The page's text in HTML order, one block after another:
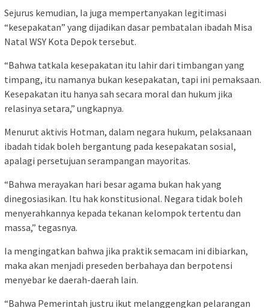
Sejurus kemudian, Ia juga mempertanyakan legitimasi
“kesepakatan” yang dijadikan dasar pembatalan ibadah Misa
Natal WSY Kota Depok tersebut.
“Bahwa tatkala kesepakatan itu lahir dari timbangan yang
timpang, itu namanya bukan kesepakatan, tapi ini pemaksaan.
Kesepakatan itu hanya sah secara moral dan hukum jika
relasinya setara,” ungkapnya.
Menurut aktivis Hotman, dalam negara hukum, pelaksanaan
ibadah tidak boleh bergantung pada kesepakatan sosial,
apalagi persetujuan serampangan mayoritas.
“Bahwa merayakan hari besar agama bukan hak yang
dinegosiasikan. Itu hak konstitusional. Negara tidak boleh
menyerahkannya kepada tekanan kelompok tertentu dan
massa,” tegasnya.
Ia mengingatkan bahwa jika praktik semacam ini dibiarkan,
maka akan menjadi preseden berbahaya dan berpotensi
menyebar ke daerah-daerah lain.
“Bahwa Pemerintah justru ikut melanggengkan pelarangan